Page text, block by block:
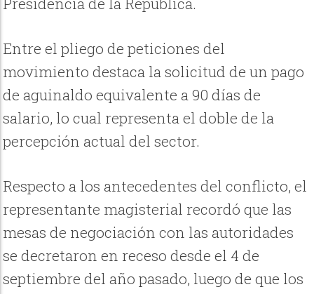
Entre el pliego de peticiones del
movimiento destaca la solicitud de un pago
de aguinaldo equivalente a 90 días de
salario, lo cual representa el doble de la
percepción actual del sector.
Respecto a los antecedentes del conflicto, el
representante magisterial recordó que las
mesas de negociación con las autoridades
se decretaron en receso desde el 4 de
septiembre del año pasado, luego de que los